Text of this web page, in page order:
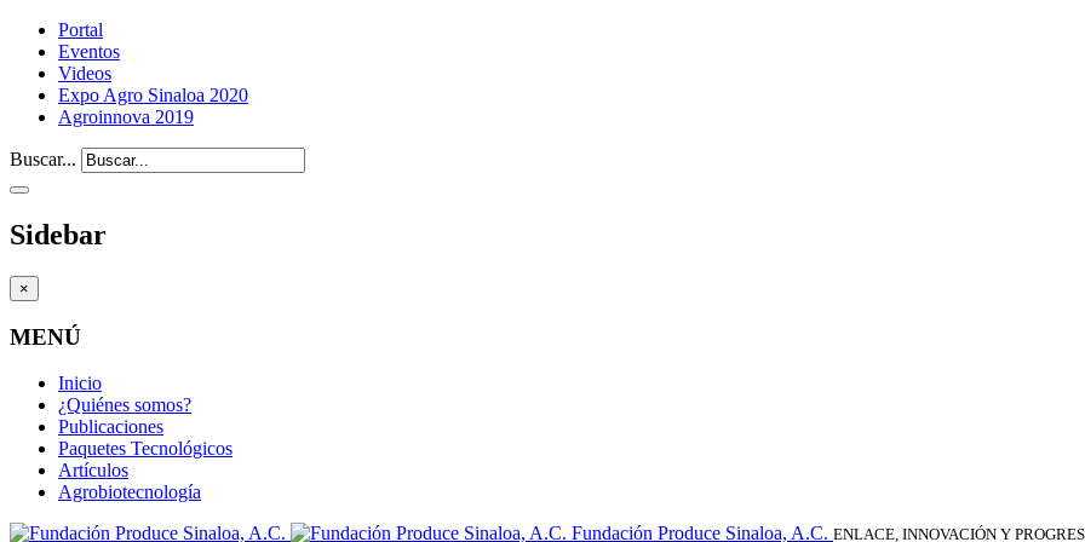
Portal
Eventos
Videos
Expo Agro Sinaloa 2020
Agroinnova 2019
Buscar...
Sidebar
×
MENÚ
Inicio
¿Quiénes somos?
Publicaciones
Paquetes Tecnológicos
Artículos
Agrobiotecnología
Fundación Produce Sinaloa, A.C. ENLACE, INNOVACIÓN Y